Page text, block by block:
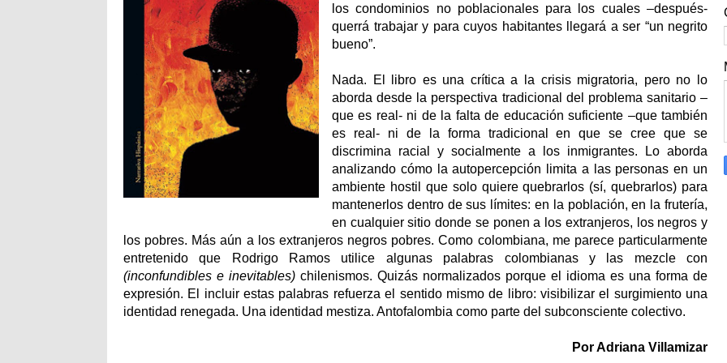
los condominios no poblacionales para los cuales –después-
querrá trabajar y para cuyos habitantes llegará a ser “un negrito
bueno”.
Nada. El libro es una crítica a la crisis migratoria, pero no lo
aborda desde la perspectiva tradicional del problema sanitario –
que es real- ni de la falta de educación suficiente –que también
es real- ni de la forma tradicional en que se cree que se
discrimina racial y socialmente a los inmigrantes. Lo aborda
analizando cómo la autopercepción limita a las personas en un
ambiente hostil que solo quiere quebrarlos (sí, quebrarlos) para
mantenerlos dentro de sus límites: en la población, en la frutería,
en cualquier sitio donde se ponen a los extranjeros, los negros y
los pobres. Más aún a los extranjeros negros pobres. Como colombiana, me parece particularmente
entretenido que Rodrigo Ramos utilice algunas palabras colombianas y las mezcle con
(inconfundibles e inevitables) chilenismos. Quizás normalizados porque el idioma es una forma de
expresión. El incluir estas palabras refuerza el sentido mismo de libro: visibilizar el surgimiento una
identidad renegada. Una identidad mestiza. Antofalombia como parte del subconsciente colectivo.
Por Adriana Villamizar